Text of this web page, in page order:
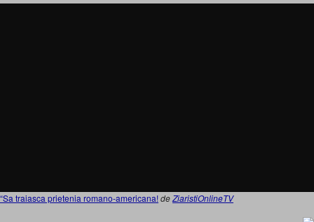
“Sa traiasca prietenia romano-americana!deZiaristiOnlineTV